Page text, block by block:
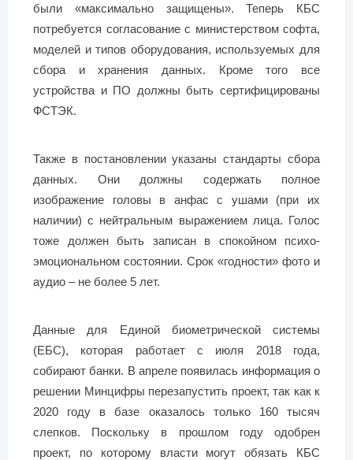
были «максимально защищены». Теперь КБС
потребуется согласование с министерством софта,
моделей и типов оборудования, используемых для
сбора и хранения данных. Кроме того все
устройства и ПО должны быть сертифицированы
ФСТЭК.
Также в постановлении указаны стандарты сбора
данных. Они должны содержать полное
изображение головы в анфас с ушами (при их
наличии) с нейтральным выражением лица. Голос
тоже должен быть записан в спокойном психо-
эмоциональном состоянии. Срок «годности» фото и
аудио – не более 5 лет.
Данные для Единой биометрической системы
(ЕБС), которая работает с июля 2018 года,
собирают банки. В апреле появилась информация о
решении Минцифры перезапустить проект, так как к
2020 году в базе оказалось только 160 тысяч
слепков. Поскольку в прошлом году одобрен
проект, по которому власти могут обязать КБС